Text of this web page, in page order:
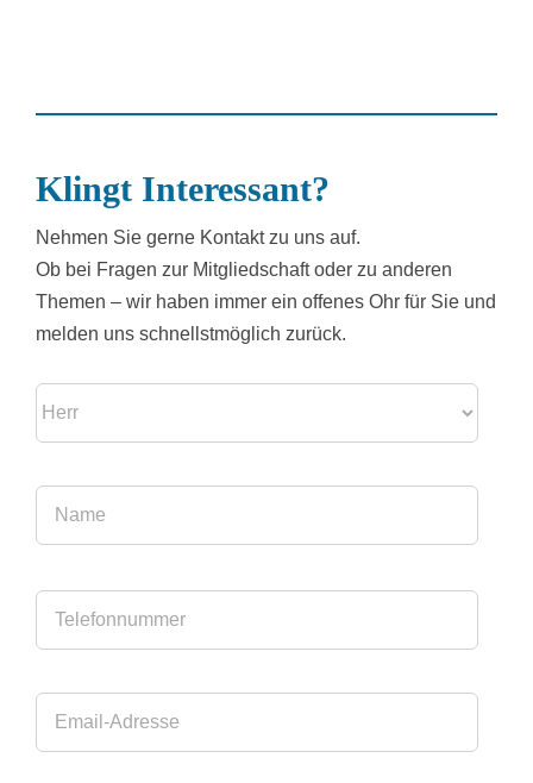
Klingt Interessant?
Nehmen Sie gerne Kontakt zu uns auf.
Ob bei Fragen zur Mitgliedschaft oder zu anderen
Themen – wir haben immer ein offenes Ohr für Sie und
melden uns schnellst­möglich zurück.
lasse
dieses
leer.